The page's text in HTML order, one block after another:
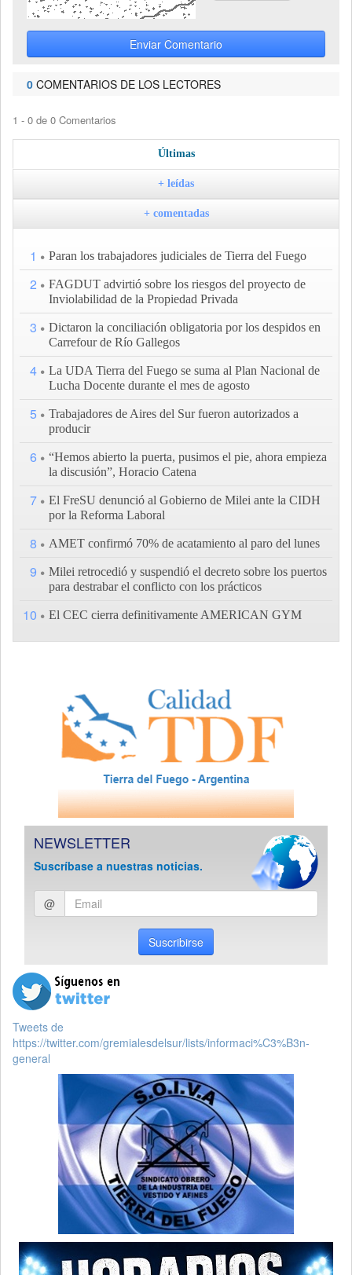
Enviar Comentario
0 COMENTARIOS DE LOS LECTORES
1 - 0 de 0 Comentarios
Últimas
+ leídas
+ comentadas
1 Paran los trabajadores judiciales de Tierra del Fuego
2
FAGDUT advirtió sobre los riesgos del proyecto de
Inviolabilidad de la Propiedad Privada
3
Dictaron la conciliación obligatoria por los despidos en
Carrefour de Río Gallegos
4
La UDA Tierra del Fuego se suma al Plan Nacional de
Lucha Docente durante el mes de agosto
5
Trabajadores de Aires del Sur fueron autorizados a
producir
6
“Hemos abierto la puerta, pusimos el pie, ahora empieza
la discusión”, Horacio Catena
7
El FreSU denunció al Gobierno de Milei ante la CIDH
por la Reforma Laboral
8 AMET confirmó 70% de acatamiento al paro del lunes
9
Milei retrocedió y suspendió el decreto sobre los puertos
para destrabar el conflicto con los prácticos
10 El CEC cierra definitivamente AMERICAN GYM
NEWSLETTER
Suscríbase a nuestras noticias.
Ingresar
email
@
Suscribirse
Tweets de
https://twitter.com/gremialesdelsur/lists/informaci%C3%B3n-
general